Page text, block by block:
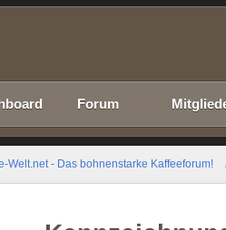
Forum
Welt.net - Das bohnenstarke Kaffeeforum!